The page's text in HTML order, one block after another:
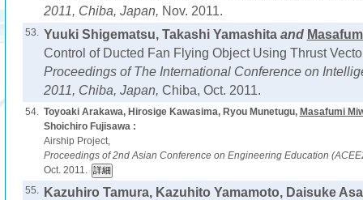
2011, Chiba, Japan, Nov. 2011.
53. Yuuki Shigematsu, Takashi Yamashitaand
Control of Ducted Fan Flying Object Using Thrust
Proceedings of The International Conference on
2011, Chiba, Japan, Chiba, Oct. 2011.
54. Toyoaki Arakawa, Hirosige Kawasima, Ryou Munetugu, Masafumi
Shoichiro Fujisawa :
Airship Project,
Proceedings of 2nd Asian Conference on Engineering Education
Oct. 2011.
55.
Kazuhiro Tamura, Kazuhito Yamamoto, Daisuke